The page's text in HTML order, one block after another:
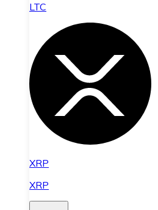
LTC
XRP
XRP